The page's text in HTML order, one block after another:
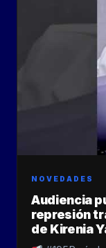
NOVEDADES
Audiencia
represión
de Kirenia